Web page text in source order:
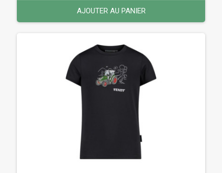
AJOUTER AU PANIER